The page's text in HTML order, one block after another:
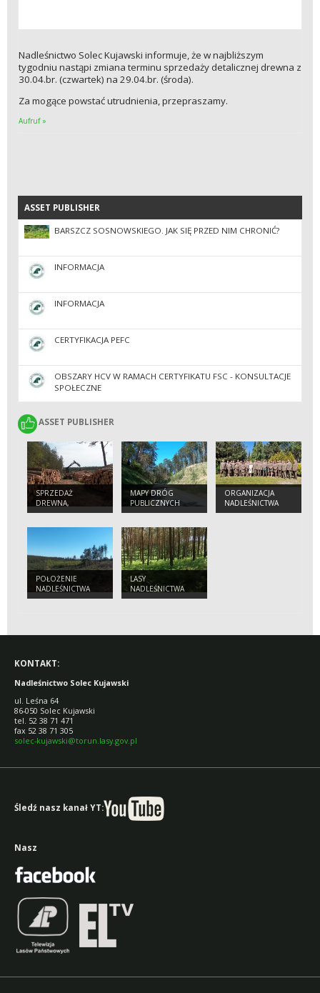
Nadleśnictwo Solec Kujawski informuje, że w najbliższym
tygodniu nastąpi zmiana terminu sprzedaży detalicznej drewna z
30.04.br. (czwartek) na 29.04.br. (środa).
Za mogące powstać utrudnienia, przepraszamy.
Aufruf »
ASSET PUBLISHER
ASSET PUBLISHER
BARSZCZ SOSNOWSKIEGO. JAK SIĘ PRZED NIM CHRONIĆ?
INFORMACJA
INFORMACJA
CERTYFIKACJA PEFC
OBSZARY HCV W RAMACH CERTYFIKATU FSC - KONSULTACJE
SPOŁECZNE
ASSET PUBLISHER
ASSET PUBLISHER
SPRZEDAŻ
DREWNA,
CHOINEK I
MAPY DRÓG
PUBLICZNYCH
ORGANIZACJA
NADLEŚNICTWA
POŁOŻENIE
NADLEŚNICTWA
LASY
NADLEŚNICTWA
KONTAKT:
Nadleśnictwo Solec Kujawski
ul. Leśna 64
86-050 Solec Kujawski
tel. 52 38 71 471
fax 52 38 71 305
solec-kujawski@torun.lasy.gov.pl
Śledź nasz kanał YT:
Nasz